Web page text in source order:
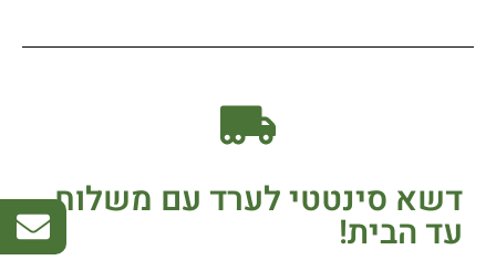
דשא סינטטי לערד עם משלוח
עד הבית!